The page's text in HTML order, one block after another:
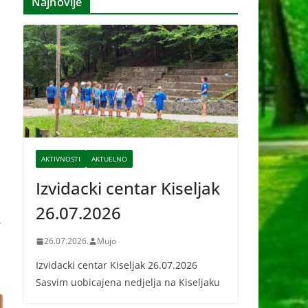
v
e
AKTIVNOSTI AKTUELNO
Izvidacki centar Kiseljak
26.07.2026
26.07.2026. Mujo
Izvidacki centar Kiseljak 26.07.2026
Sasvim uobicajena nedjelja na Kiseljaku